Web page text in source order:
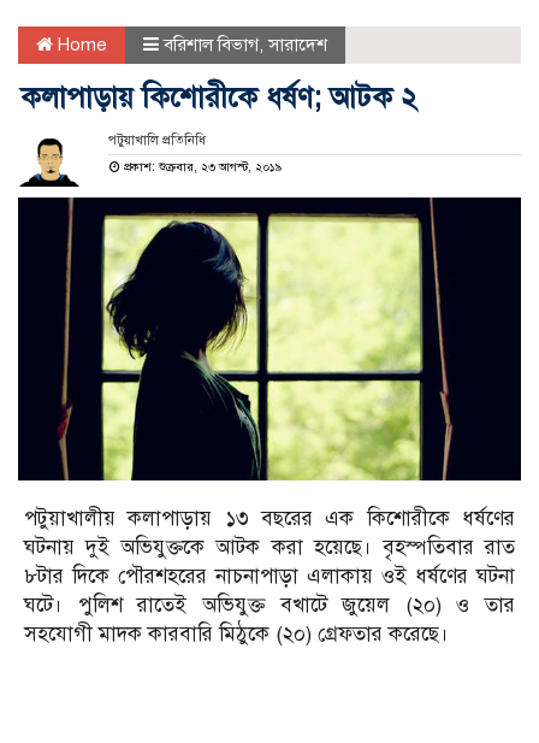
Home বরিশাল বিভাগ,সারাদেশ
কলাপাড়ায় কিশোরীকে ধর্ষণ; আটক ২
পটুয়াখালি প্রতিনিধি
প্রকাশ: শুক্রবার, ২৩ আগস্ট, ২০১৯
পটুয়াখালীয় কলাপাড়ায় ১৩ বছরের এক কিশোরীকে ধর্ষণের
ঘটনায় দুই অভিযুক্তকে আটক করা হয়েছে। বৃহস্পতিবার রাত
৮টার দিকে পৌরশহরের নাচনাপাড়া এলাকায় ওই ধর্ষণের ঘটনা
ঘটে। পুলিশ রাতেই অভিযুক্ত বখাটে জুয়েল (২০) ও তার
সহযোগী মাদক কারবারি মিঠুকে (২০) গ্রেফতার করেছে।